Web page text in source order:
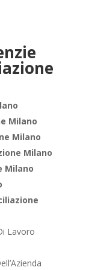
Milano
Milano
Milano
Milano
Lavoro